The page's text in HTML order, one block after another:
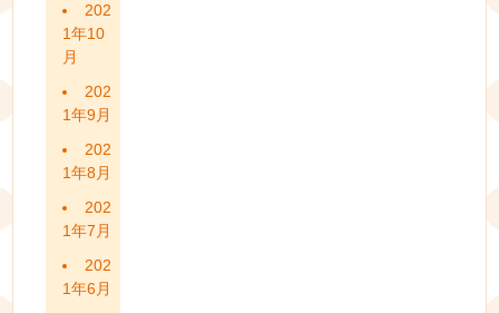
202
1年10
月
202
1年9月
202
1年8月
202
1年7月
202
1年6月